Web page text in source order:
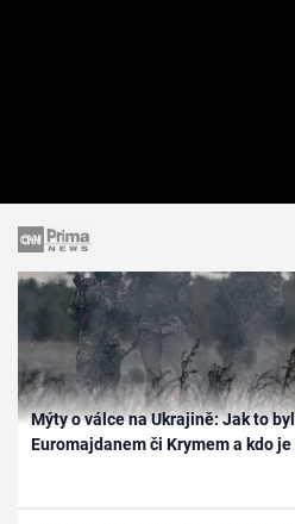
Mýty o válce na Ukrajině: Jak to
Euromajdanem či Krymem a kdo